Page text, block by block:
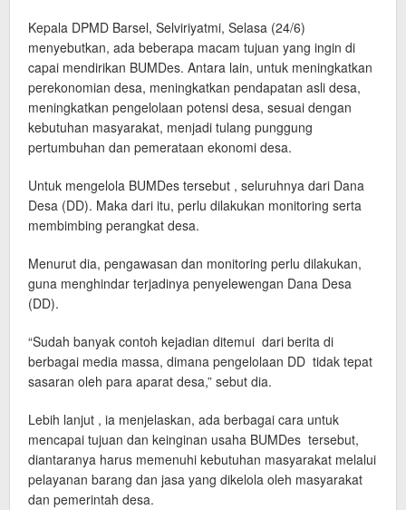
Kepala DPMD Barsel, Selviriyatmi, Selasa (24/6)
menyebutkan, ada beberapa macam tujuan yang ingin di
capai mendirikan BUMDes. Antara lain, untuk meningkatkan
perekonomian desa, meningkatkan pendapatan asli desa,
meningkatkan pengelolaan potensi desa, sesuai dengan
kebutuhan masyarakat, menjadi tulang punggung
pertumbuhan dan pemerataan ekonomi desa.
Untuk mengelola BUMDes tersebut , seluruhnya dari Dana
Desa (DD). Maka dari itu, perlu dilakukan monitoring serta
membimbing perangkat desa.
Menurut dia, pengawasan dan monitoring perlu dilakukan,
guna menghindar terjadinya penyelewengan Dana Desa
(DD).
“Sudah banyak contoh kejadian ditemui dari berita di
berbagai media massa, dimana pengelolaan DD tidak tepat
sasaran oleh para aparat desa,” sebut dia.
Lebih lanjut , ia menjelaskan, ada berbagai cara untuk
mencapai tujuan dan keinginan usaha BUMDes tersebut,
diantaranya harus memenuhi kebutuhan masyarakat melalui
pelayanan barang dan jasa yang dikelola oleh masyarakat
dan pemerintah desa.